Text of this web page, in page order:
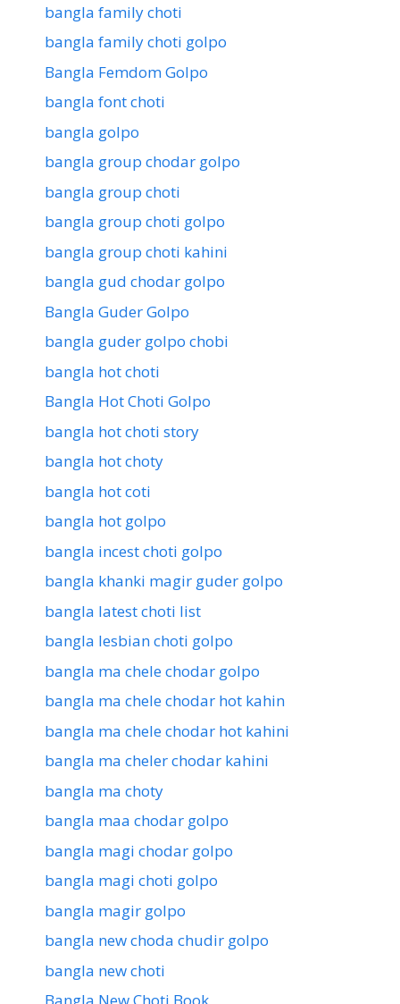
bangla family choti
bangla family choti golpo
Bangla Femdom Golpo
bangla font choti
bangla golpo
bangla group chodar golpo
bangla group choti
bangla group choti golpo
bangla group choti kahini
bangla gud chodar golpo
Bangla Guder Golpo
bangla guder golpo chobi
bangla hot choti
Bangla Hot Choti Golpo
bangla hot choti story
bangla hot choty
bangla hot coti
bangla hot golpo
bangla incest choti golpo
bangla khanki magir guder golpo
bangla latest choti list
bangla lesbian choti golpo
bangla ma chele chodar golpo
bangla ma chele chodar hot kahin
bangla ma chele chodar hot kahini
bangla ma cheler chodar kahini
bangla ma choty
bangla maa chodar golpo
bangla magi chodar golpo
bangla magi choti golpo
bangla magir golpo
bangla new choda chudir golpo
bangla new choti